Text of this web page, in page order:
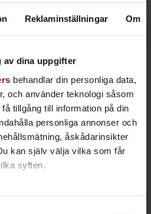
Reklaminställningar Om
av dina uppgifter
behandlar din personliga data,
och använder teknologi såsom
tillgång till information på din
personliga annonser och
åskådarinsikter
kan själv välja vilka som får
syften.
om odling
andra genom att starta en